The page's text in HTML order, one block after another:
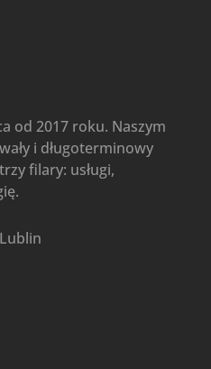
od 2017 roku. Naszym
i długoterminowy
filary: usługi,